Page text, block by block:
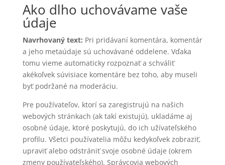
Ako dlho uchovávame vaše
údaje
Navrhovaný text: Pri pridávaní komentára, komentár
a jeho metaúdaje sú uchovávané oddelene. Vďaka
tomu vieme automaticky rozpoznať a schváliť
akékoľvek súvisiace komentáre bez toho, aby museli
byť podržané na moderáciu.
Pre používateľov, ktorí sa zaregistrujú na našich
webových stránkach (ak takí existujú), ukladáme aj
osobné údaje, ktoré poskytujú, do ich užívateľského
profilu. Všetci používatelia môžu kedykoľvek zobraziť,
upraviť alebo odstrániť svoje osobné údaje (okrem
zmeny používateľského). Správcovia webových